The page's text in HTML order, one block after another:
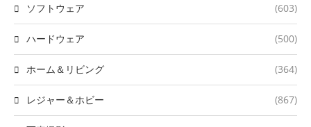
ソフトウェア (603)
ハードウェア (500)
ホーム＆リビング (364)
レジャー＆ホビー (867)